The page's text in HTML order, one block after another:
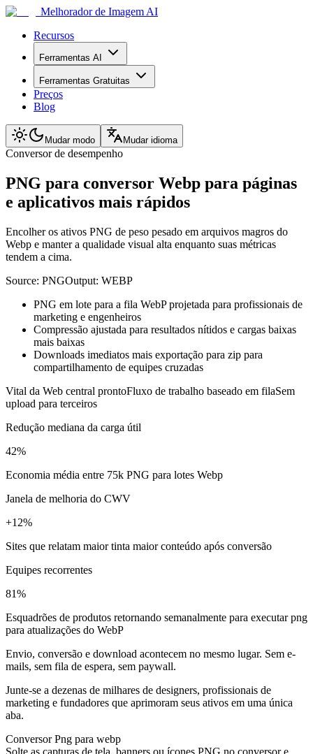
Melhorador de Imagem AI
Recursos
Ferramentas AI
Ferramentas Gratuitas
Preços
Blog
Mudar modo Mudar idioma
Conversor de desempenho
PNG para conversor Webp para páginas
e aplicativos mais rápidos
Encolher os ativos PNG de peso pesado em arquivos magros do
Webp e manter a qualidade visual alta enquanto suas métricas
tendem a cima.
Source: PNGOutput: WEBP
PNG em lote para a fila WebP projetada para profissionais de
marketing e engenheiros
Compressão ajustada para resultados nítidos e cargas baixas
mais baixas
Downloads imediatos mais exportação para zip para
compartilhamento de equipes cruzadas
Vital da Web central prontoFluxo de trabalho baseado em filaSem
upload para terceiros
Redução mediana da carga útil
42%
Economia média entre 75k PNG para lotes Webp
Janela de melhoria do CWV
+12%
Sites que relatam maior tinta maior conteúdo após conversão
Equipes recorrentes
81%
Esquadrões de produtos retornando semanalmente para executar png
para atualizações do WebP
Envio, conversão e download acontecem no mesmo lugar. Sem e-
mails, sem fila de espera, sem paywall.
Junte-se a dezenas de milhares de designers, profissionais de
marketing e fundadores que aprimoram seus ativos em uma única
aba.
Conversor Png para webp
Solte as capturas de tela, banners ou ícones PNG no conversor e